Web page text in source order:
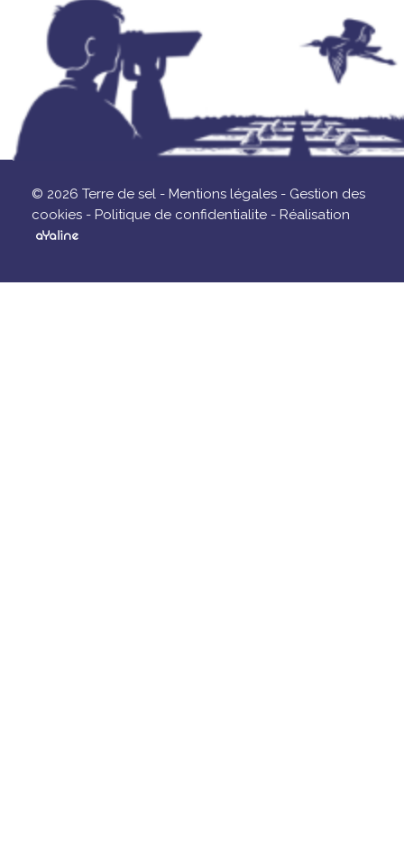
© 2026 Terre de sel - Mentions légales - Gestion des
cookies - Politique de confidentialite - Réalisation